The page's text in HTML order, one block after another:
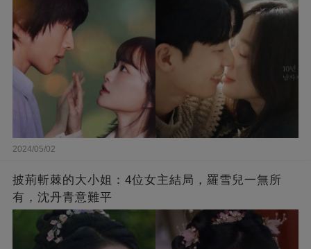
2024/05/02
披荊斬棘的大小姐：4位女主結局，羅雪兒一無所
有，沈丹青意難平